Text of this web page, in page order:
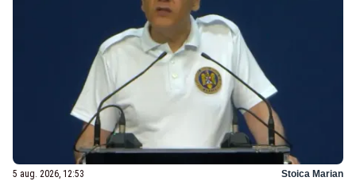
5 aug. 2026, 12:53 Stoica Marian